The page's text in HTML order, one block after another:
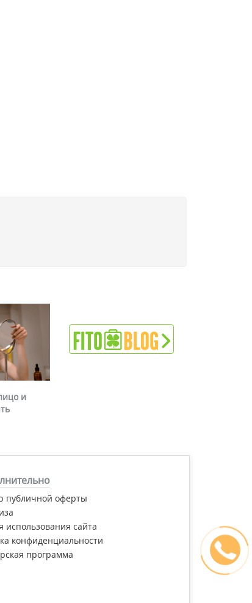
и
публичной оферты
использования сайта
конфиденциальности
программа